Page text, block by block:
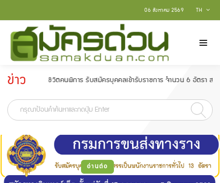
TH
06 สิงหาคม 2569
ข่าว
ประกาศ
ณภาพชีวิตคนพิการ รับสมัครบุคคลเข้ารับราชการ จำนวน 6 อัตรา สมัครตั้งแ
อ่านต่อ